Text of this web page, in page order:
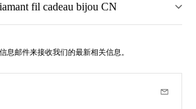
fil cadeau bijou CN
息邮件来接收我们的最新相关信息。